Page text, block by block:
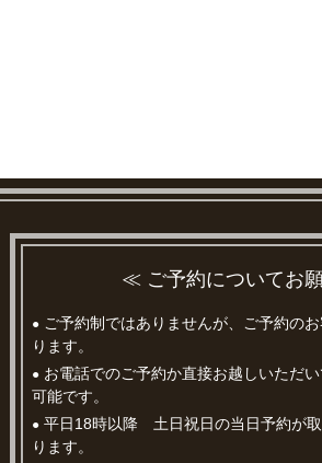
≪ ご予約についてお
● ご予約制ではありませんが、ご予約の
ります。
● お電話でのご予約か直接お越しいただ
可能です。
● 平日18時以降 土日祝日の当日予約が
ります。